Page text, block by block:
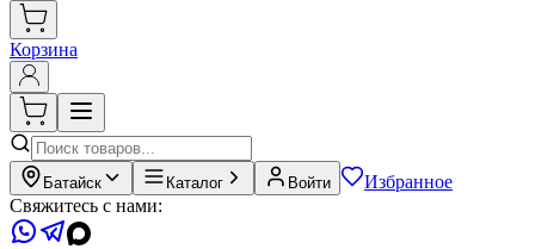
Корзина
Батайск Каталог Войти
Избранное
Свяжитесь с нами: